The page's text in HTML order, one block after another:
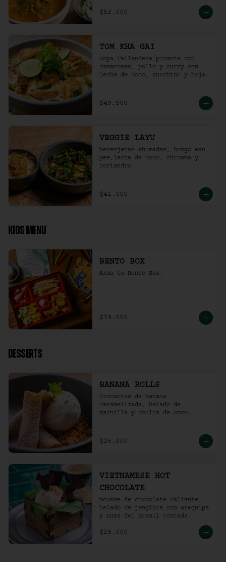
$52.000
TOM KHA GAI
Sopa Tailandesa picante con
camarones, pollo y curry con
leche de coco, zucchini y hojas
$49.500
VEGGIE LAYU
berenjenas ahumadas, hongo wan
yee,leche de coco, cúrcuma y
coriandro.
$41.000
KIDS MENU
BENTO BOX
Arma tu Bento Box.
$39.000
DESSERTS
BANANA ROLLS
Crocantes de banana
caramelizada, helado de
vainilla y coulis de coco.
$26.000
VIETNAMESE HOT
CHOCOLATE
mousse de chocolate caliente,
helado de jengibre con arequipe
y nuez del brasil tostada.
$25.000